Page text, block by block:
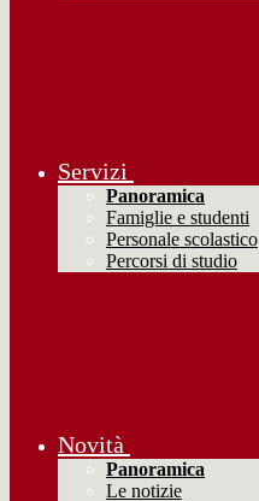
Servizi
Panoramica
Famiglie e studenti
Personale scolastico
Percorsi di studio
Novità
Panoramica
Le notizie